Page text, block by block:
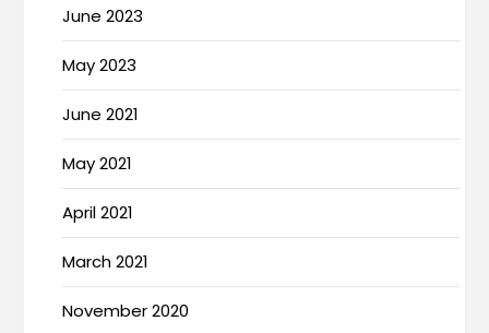
June 2023
May 2023
June 2021
May 2021
April 2021
March 2021
November 2020